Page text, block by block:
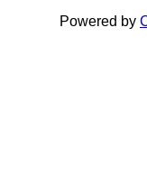
Powered by